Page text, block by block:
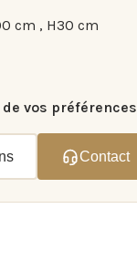
cm , H30 cm
vos préférences
Contact